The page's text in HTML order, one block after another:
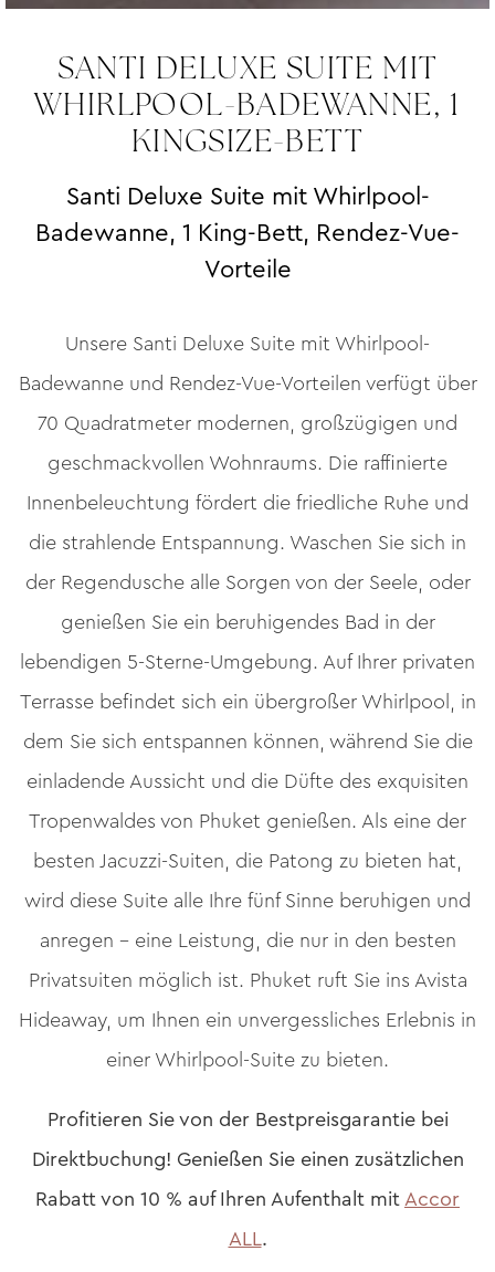
SANTI DELUXE SUITE MIT
WHIRLPOOL-BADEWANNE, 1
KINGSIZE-BETT
Santi Deluxe Suite mit Whirlpool-
Badewanne, 1 King-Bett, Rendez-Vue-
Vorteile
Unsere Santi Deluxe Suite mit Whirlpool-
Badewanne und Rendez-Vue-Vorteilen verfügt über
70 Quadratmeter modernen, großzügigen und
geschmackvollen Wohnraums. Die raffinierte
Innenbeleuchtung fördert die friedliche Ruhe und
die strahlende Entspannung. Waschen Sie sich in
der Regendusche alle Sorgen von der Seele, oder
genießen Sie ein beruhigendes Bad in der
lebendigen 5-Sterne-Umgebung. Auf Ihrer privaten
Terrasse befindet sich ein übergroßer Whirlpool, in
dem Sie sich entspannen können, während Sie die
einladende Aussicht und die Düfte des exquisiten
Tropenwaldes von Phuket genießen. Als eine der
besten Jacuzzi-Suiten, die Patong zu bieten hat,
wird diese Suite alle Ihre fünf Sinne beruhigen und
anregen – eine Leistung, die nur in den besten
Privatsuiten möglich ist. Phuket ruft Sie ins Avista
Hideaway, um Ihnen ein unvergessliches Erlebnis in
einer Whirlpool-Suite zu bieten.
Profitieren Sie von der Bestpreisgarantie bei
Direktbuchung! Genießen Sie einen zusätzlichen
Rabatt von 10 % auf Ihren Aufenthalt mitAccor
ALL.